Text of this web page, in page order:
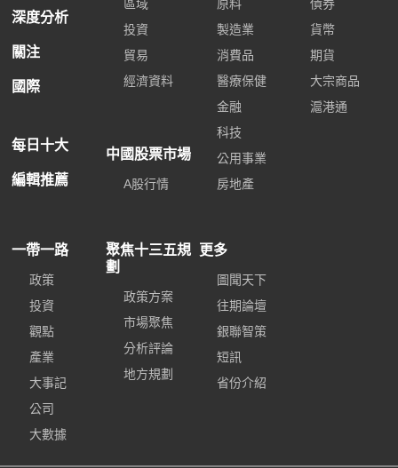
深度分析
關注
國際
每日十大
編輯推薦
區域
投資
貿易
經濟資料
中國股票市場
A股行情
原料
製造業
消費品
醫療保健
金融
科技
公用事業
房地產
債券
貨幣
期貨
大宗商品
滬港通
一帶一路
政策
投資
觀點
產業
大事記
公司
大數據
聚焦十三五規
劃
政策方案
市場聚焦
分析評論
地方規劃
更多
圖聞天下
往期論壇
銀聯智策
短訊
省份介紹